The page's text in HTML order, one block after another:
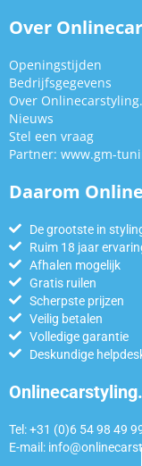
Over
Openingstijden
Bedrijfsgegevens
Over
Nieuws
Stel een vraag
Partner: www.gm-
Daarom
De grootste in
Ruim 18 jaar
Afhalen mogelijk
Gratis ruilen
Scherpste prijzen
Veilig betalen
Volledige garantie
Deskundige
Tel: +31 (0)6 54 98 49
E-mail: